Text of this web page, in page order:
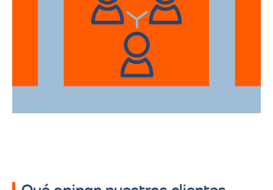
Ofrecemos servicios de trasteos en toda
la ciudad de Aguachica, facilitando su
traslado a cualquier sector.